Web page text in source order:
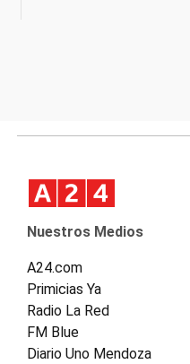
Nuestros Medios
A24.com
Primicias Ya
Radio La Red
FM Blue
Diario Uno Mendoza